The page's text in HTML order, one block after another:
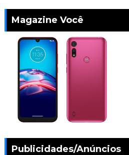
Magazine Você
Publicidades/Anúncios